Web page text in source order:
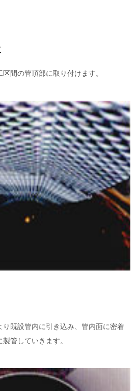
間の管頂部に取り付けます。
り既設管内に引き込み、管内面に密着
管していきます。